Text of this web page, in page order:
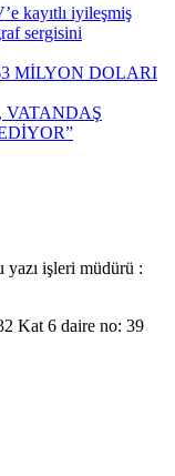
kayıtlı iyileşmiş
sergisini
MİLYON DOLARI
VATANDAŞ
işleri müdürü :
Kat 6 daire no: 39